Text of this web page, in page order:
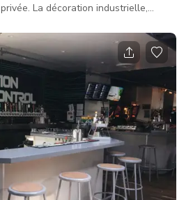
La décoration industrielle,
Cet espace extérieur
anniversaires, les enterrements de
les études bibliques ou les
l'endroit idéal pour se déten